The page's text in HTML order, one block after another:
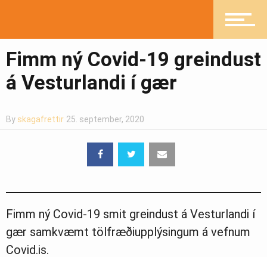
Íþróttir
Pistlar
Fimm ný Covid-19 greindust
á Vesturlandi í gær
By skagafrettir 25. september, 2020
Fimm ný Covid-19 smit greindust á Vesturlandi í
gær samkvæmt tölfræðiupplýsingum á vefnum
Covid.is.